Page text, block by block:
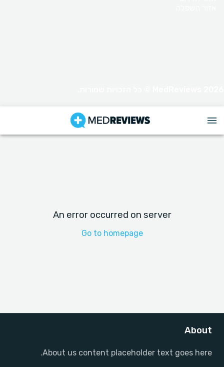
An error occurred on server
Go to homepage
About
About us content placeholder text goes here.